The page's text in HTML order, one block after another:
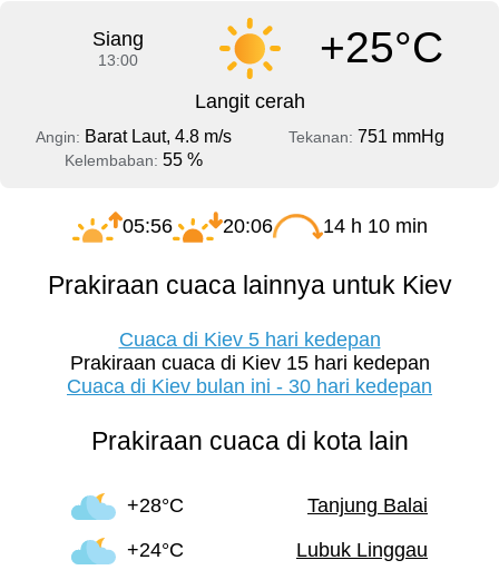
Siang
13:00 +25°C
Langit cerah
Angin: Barat Laut, 4.8 m/s Tekanan: 751 mmHg
Kelembaban: 55 %
05:56 20:06 14 h 10 min
Prakiraan cuaca lainnya untuk Kiev
Cuaca di Kiev 5 hari kedepan
Prakiraan cuaca di Kiev 15 hari kedepan
Cuaca di Kiev bulan ini - 30 hari kedepan
Prakiraan cuaca di kota lain
+28°C
Tanjung Balai
+24°C
Lubuk Linggau